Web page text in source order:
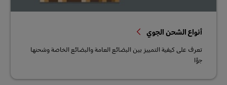
أنواع الشحن الجوي
تعرف على كيفية التمييز بين البضائع العامة والبضائع الخاصة وشحنها
جوًا